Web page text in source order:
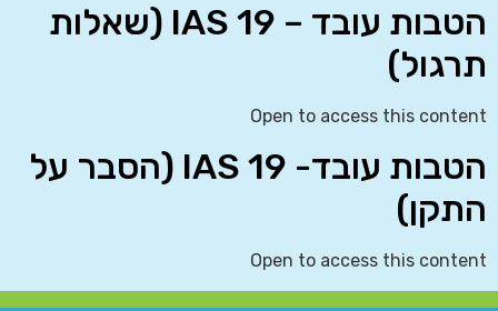
הטבות עובד – IAS 19 (שאלות
תרגול)
Open to access this content
הטבות עובד- IAS 19 (הסבר על
התקן)
Open to access this content